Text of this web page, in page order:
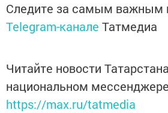
Следите за самым важным
Telegram-канале Татмедиа
Читайте новости
национальном
https://max.ru/tatmedia